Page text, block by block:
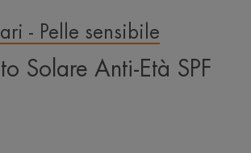
- Pelle sensibile
Solare Anti-Età SPF